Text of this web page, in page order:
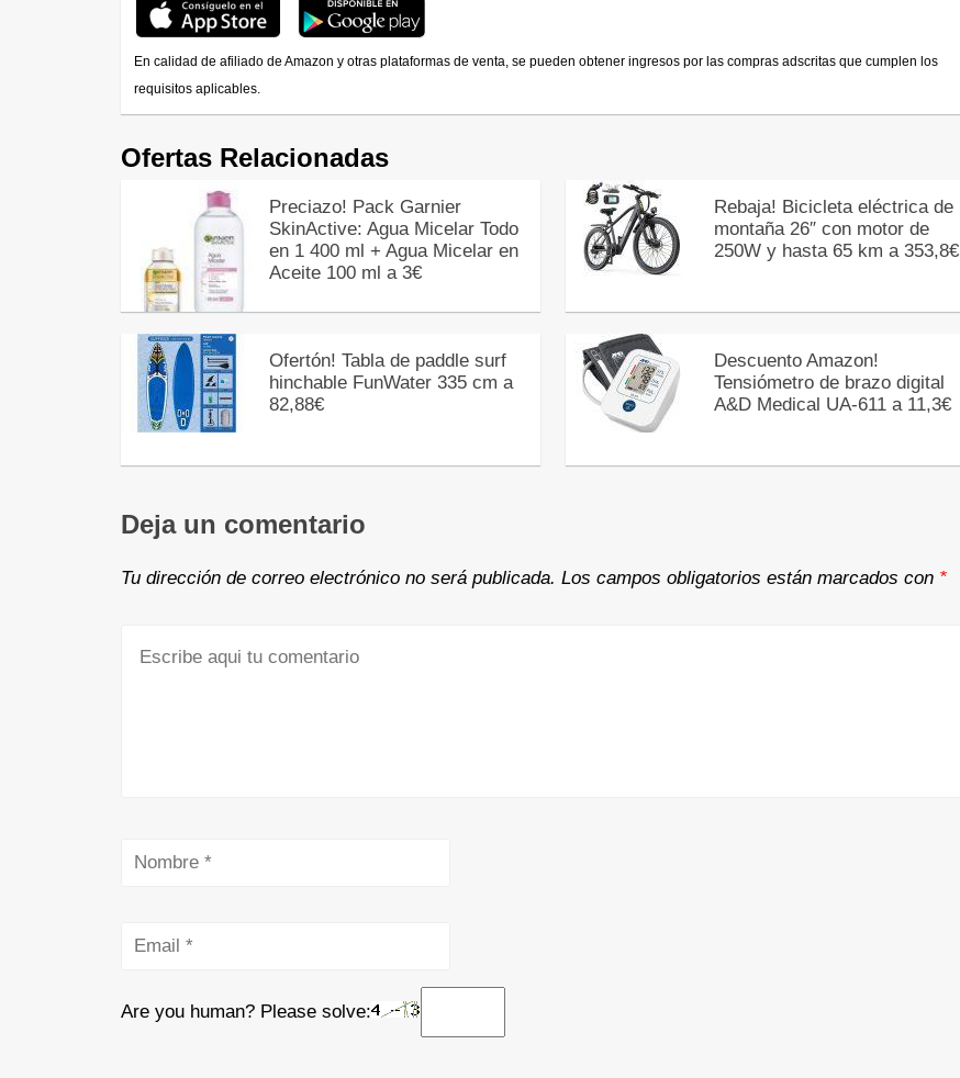
En calidad de afiliado de Amazon y otras plataformas de venta, se pueden obtener ingresos por las compras adscritas que cumplen los
requisitos aplicables.
Ofertas Relacionadas
Preciazo! Pack Garnier
SkinActive: Agua Micelar Todo
en 1 400 ml + Agua Micelar en
Aceite 100 ml a 3€
Rebaja! Bicicleta eléctrica de
montaña 26″ con motor de
250W y hasta 65 km a 353,8€
Ofertón! Tabla de paddle surf
hinchable FunWater 335 cm a
82,88€
Descuento Amazon!
Tensiómetro de brazo digital
A&D Medical UA-611 a 11,3€
Deja un comentario
Tu dirección de correo electrónico no será publicada. Los campos obligatorios están marcados con *
Are you human? Please solve: